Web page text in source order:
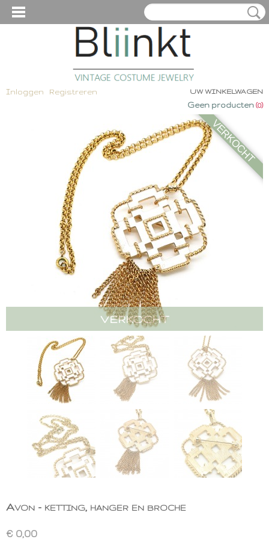
Inloggen Registreren UW WINKELWAGEN
Geen producten (0)
VERKOCHT
VERKOCHT
Avon - ketting, hanger en broche
€ 0,00